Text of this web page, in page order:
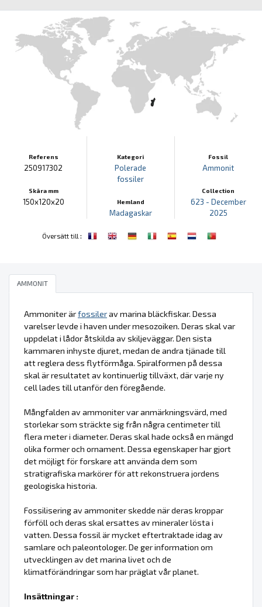
Referens
250917302
Skära mm
150x120x20
Kategori
Polerade
fossiler
Hemland
Madagaskar
Fossil
Ammonit
Collection
623 - December
2025
Översätt till :
AMMONIT
Ammoniter ärfossilerav marina bläckfiskar. Dessa
varelser levde i haven under mesozoiken. Deras skal var
uppdelat i lådor åtskilda av skiljeväggar. Den sista
kammaren inhyste djuret, medan de andra tjänade till
att reglera dess flytförmåga. Spiralformen på dessa
skal är resultatet av kontinuerlig tillväxt, där varje ny
cell lades till utanför den föregående.
Mångfalden av ammoniter var anmärkningsvärd, med
storlekar som sträckte sig från några centimeter till
flera meter i diameter. Deras skal hade också en mängd
olika former och ornament. Dessa egenskaper har gjort
det möjligt för forskare att använda dem som
stratigrafiska markörer för att rekonstruera jordens
geologiska historia.
Fossilisering av ammoniter skedde när deras kroppar
förföll och deras skal ersattes av mineraler lösta i
vatten. Dessa fossil är mycket eftertraktade idag av
samlare och paleontologer. De ger information om
utvecklingen av det marina livet och de
klimatförändringar som har präglat vår planet.
Insättningar :